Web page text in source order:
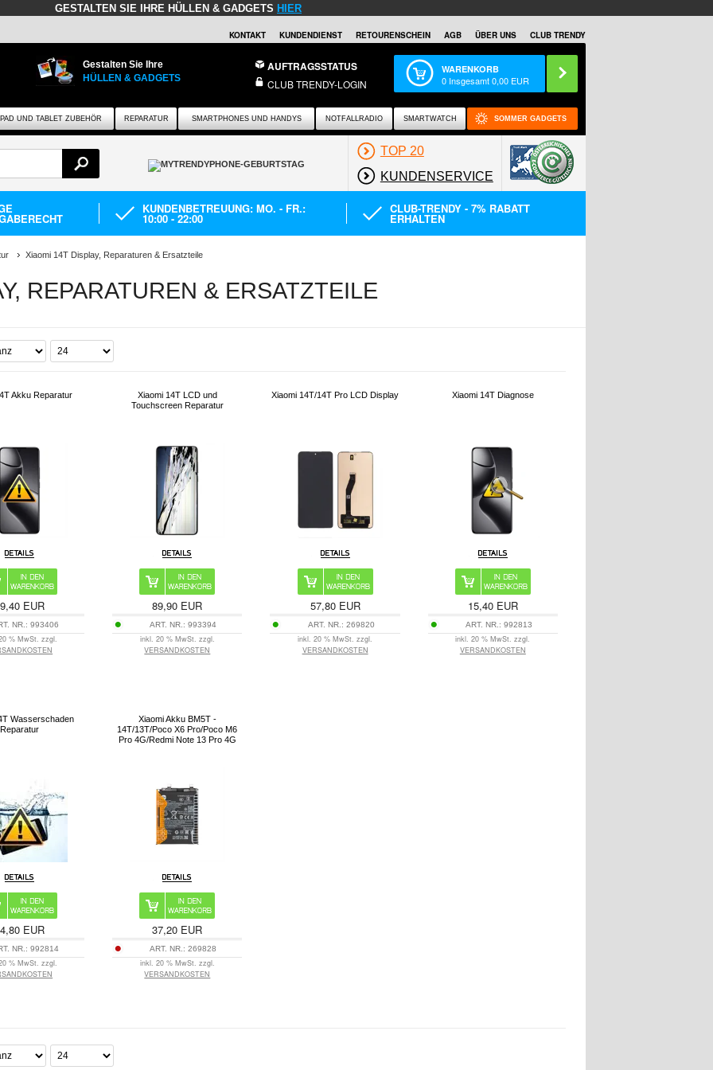
GESTALTEN SIE IHRE HÜLLEN & GADGETS HIER
KONTAKT KUNDENDIENST RETOURENSCHEIN AGB ÜBER UNS CLUB TRENDY
Gestalten Sie Ihre
HÜLLEN & GADGETS
AUFTRAGSSTATUS
CLUB TRENDY-LOGIN
WARENKORB
0 Insgesamt0,00 EUR
IPAD UND TABLET ZUBEHÖR REPARATUR SMARTPHONES UND HANDYS NOTFALLRADIO SMARTWATCH SOMMER GADGETS
TOP 20
KUNDENSERVICE
KUNDENBETREUUNG: MO. - FR.:
10:00 - 22:00
CLUB-TRENDY - 7% RABATT
ERHALTEN
Xiaomi 14T Display, Reparaturen & Ersatzteile
REPARATUREN & ERSATZTEILE
Akku Reparatur
EUR
NR.:993406
% MwSt. zzgl.
Xiaomi 14T LCD und
Touchscreen Reparatur
89,90 EUR
ART. NR.:993394
inkl. 20 % MwSt. zzgl.
VERSANDKOSTEN
Xiaomi 14T/14T Pro LCD Display
57,80 EUR
ART. NR.: 269820
inkl. 20 % MwSt. zzgl.
VERSANDKOSTEN
Xiaomi 14T Diagnose
15,40 EUR
ART. NR.: 992813
inkl. 20 % MwSt. zzgl.
VERSANDKOSTEN
Wasserschaden
Reparatur
EUR
NR.:992814
% MwSt. zzgl.
Xiaomi Akku BM5T -
14T/13T/Poco X6 Pro/Poco M6
Pro 4G/Redmi Note 13 Pro 4G
37,20 EUR
ART. NR.:269828
inkl. 20 % MwSt. zzgl.
VERSANDKOSTEN